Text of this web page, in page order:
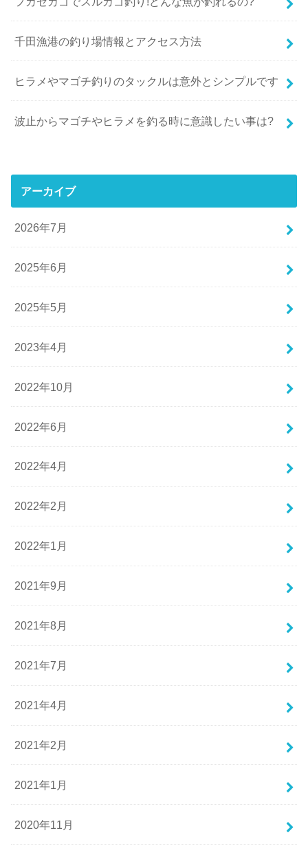
千田漁港の釣り場情報とアクセス方法
ヒラメやマゴチ釣りのタックルは意外とシンプルです
波止からマゴチやヒラメを釣る時に意識したい事は?
アーカイブ
2026年7月
2025年6月
2025年5月
2023年4月
2022年10月
2022年6月
2022年4月
2022年2月
2022年1月
2021年9月
2021年8月
2021年7月
2021年4月
2021年2月
2021年1月
2020年11月